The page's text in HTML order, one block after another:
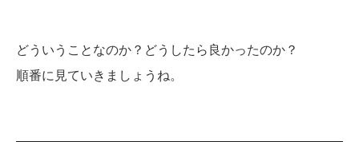
どういうことなのか？どうしたら良かったのか？
順番に見ていきましょうね。